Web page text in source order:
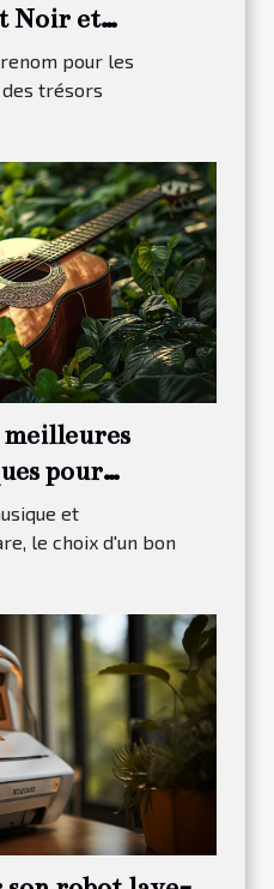
Noir et
pour les
trésors
meilleures
pour
et
le choix d'un bon